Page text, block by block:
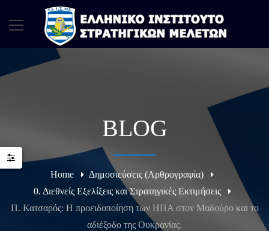
BLOG
Home
Δημοσιεύσεις (Αρθρογραφία)
0. Διεθνείς Εξελίξεις και Στρατηγικές Εκτιμήσεις
Π. Κατσαρός: Η προειδοποίηση των ΗΠΑ στον Μαδούρο και το
αδιέξοδο της Ουκρανίας.